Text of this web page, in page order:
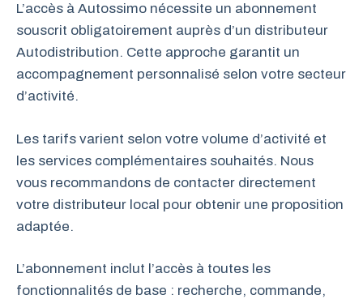
L’accès à Autossimo nécessite un abonnement
souscrit obligatoirement auprès d’un distributeur
Autodistribution. Cette approche garantit un
accompagnement personnalisé selon votre secteur
d’activité.
Les tarifs varient selon votre volume d’activité et
les services complémentaires souhaités. Nous
vous recommandons de contacter directement
votre distributeur local pour obtenir une proposition
adaptée.
L’abonnement inclut l’accès à toutes les
fonctionnalités de base : recherche, commande,